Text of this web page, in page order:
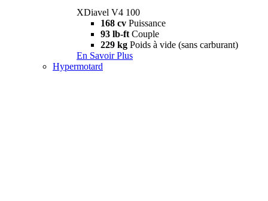
XDiavel V4 100
168 cv Puissance
93 lb-ft Couple
229 kg Poids à vide (sans carburant)
En Savoir Plus
Hypermotard